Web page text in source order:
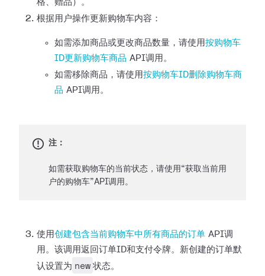
格、赠品）。
根据用户操作更新购物车内容：
如需添加商品或更改商品数量，请使用按购物车
ID更新购物车商品 API调用。
如需移除商品，请使用按购物车ID删除购物车商
品 API调用。
注：
如需获取购物车的当前状态，请使用“获取当前用
户的购物车”API调用。
使用创建包含当前购物车中所有商品的订单 API调
用。该调用返回订单ID和支付令牌。新创建的订单默
认设置为 new 状态。